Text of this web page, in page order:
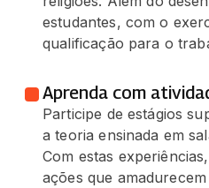
estudantes, com o
qualificação para o
Aprenda com
Participe de estágios
a teoria ensinada em
Com estas
ações que